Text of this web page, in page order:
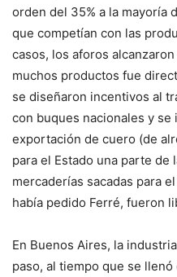
orden del 35% a la mayoría
que competían con las
casos, los aforos
muchos productos fue
se diseñaron incentivos al
con buques nacionales y
exportación de cuero (de
para el Estado una parte de
mercaderías sacadas para
había pedido Ferré, fueron
En Buenos Aires, la
paso, al tiempo que se